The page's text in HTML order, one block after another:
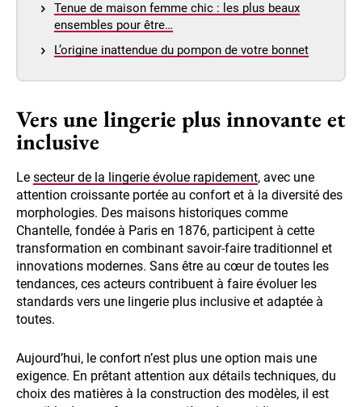
Tenue de maison femme chic : les plus beaux
ensembles pour être…
L’origine inattendue du pompon de votre bonnet
Vers une lingerie plus innovante et
inclusive
Le secteur de la lingerie évolue rapidement, avec une
attention croissante portée au confort et à la diversité des
morphologies. Des maisons historiques comme
Chantelle, fondée à Paris en 1876, participent à cette
transformation en combinant savoir-faire traditionnel et
innovations modernes. Sans être au cœur de toutes les
tendances, ces acteurs contribuent à faire évoluer les
standards vers une lingerie plus inclusive et adaptée à
toutes.
Aujourd’hui, le confort n’est plus une option mais une
exigence. En prêtant attention aux détails techniques, du
choix des matières à la construction des modèles, il est